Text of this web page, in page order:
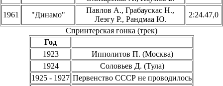
1961 "Динамо"
Павлов А., Грабаускас Н.,
Леэгу Р., Рандмаа Ю.
2:24.47,0
Спринтерская гонка (трек)
Год
1923
Ипполитов П. (Москва)
1924
Соловьев Д. (Тула)
1925 - 1927 Первенство СССР не проводилось